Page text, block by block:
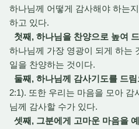
하나님께 어떻게 감사해야 하는
하고 있다.
첫째, 하나님을 찬양으로 높여
하나님께 가장 영광이 되게 하는
일을 찬양하는 것이다.
둘째, 하나님께 감사기도를 드
2:1). 또한 우리는 마음을 모아
님께 감사할 수가 있다.
셋째, 그분에게 고마운 마음을